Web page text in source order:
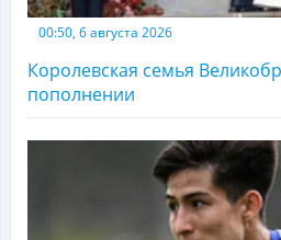
00:50, 6 августа 2026
Королевская семья
пополнении